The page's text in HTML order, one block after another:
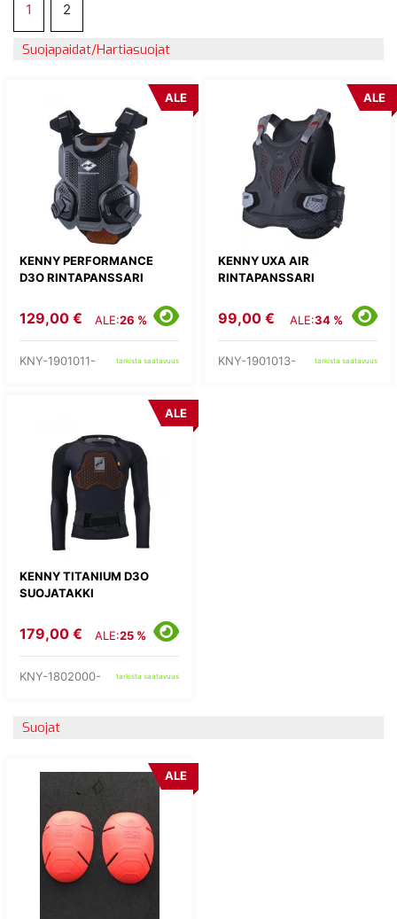
1 2
Suojapaidat/Hartiasuojat
KENNY PERFORMANCE
D3O RINTAPANSSARI
ALE
129,00 € ALE:26 %
KNY-1901011- tarkista saatavuus
KENNY UXA AIR
RINTAPANSSARI
ALE
99,00 € ALE:34 %
KNY-1901013- tarkista saatavuus
KENNY TITANIUM D3O
SUOJATAKKI
ALE
179,00 € ALE:25 %
KNY-1802000- tarkista saatavuus
Suojat
ALE